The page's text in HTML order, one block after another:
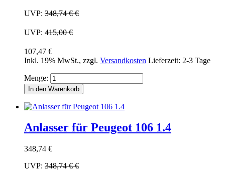
UVP: 348,74 €€
UVP: 415,00 €
107,47 €
Inkl. 19% MwSt., zzgl. Versandkosten Lieferzeit: 2-3 Tage
Menge:
In den Warenkorb
Anlasser für Peugeot 106 1.4
348,74 €
UVP: 348,74 €€